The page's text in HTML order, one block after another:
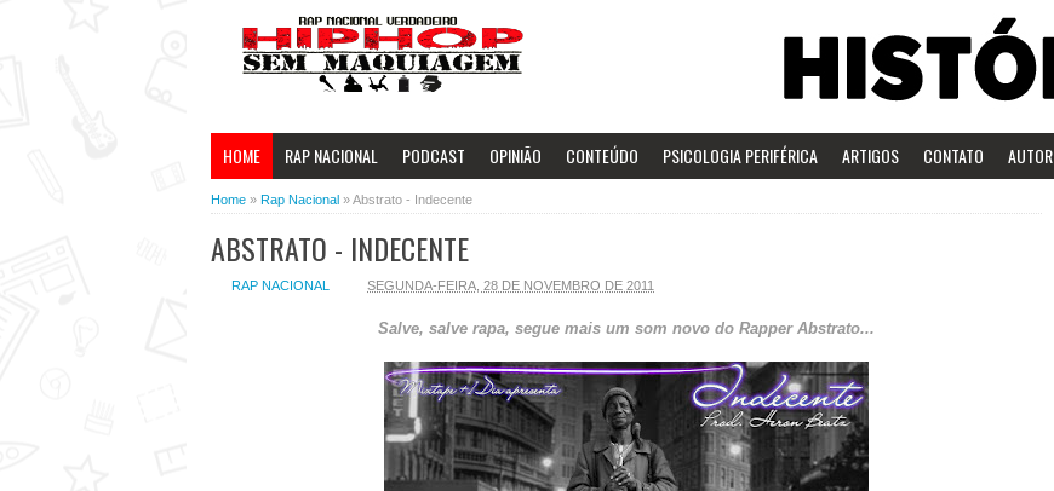
HOME RAP NACIONAL PODCAST OPINIÃO CONTEÚDO PSICOLOGIA PERIFÉRICA ARTIGOS CONTATO AUTOR
Home » Rap Nacional »Abstrato - Indecente
ABSTRATO - INDECENTE
RAP NACIONAL SEGUNDA-FEIRA, 28 DE NOVEMBRO DE 2011
Salve, salve rapa, segue mais um som novo do Rapper Abstrato...